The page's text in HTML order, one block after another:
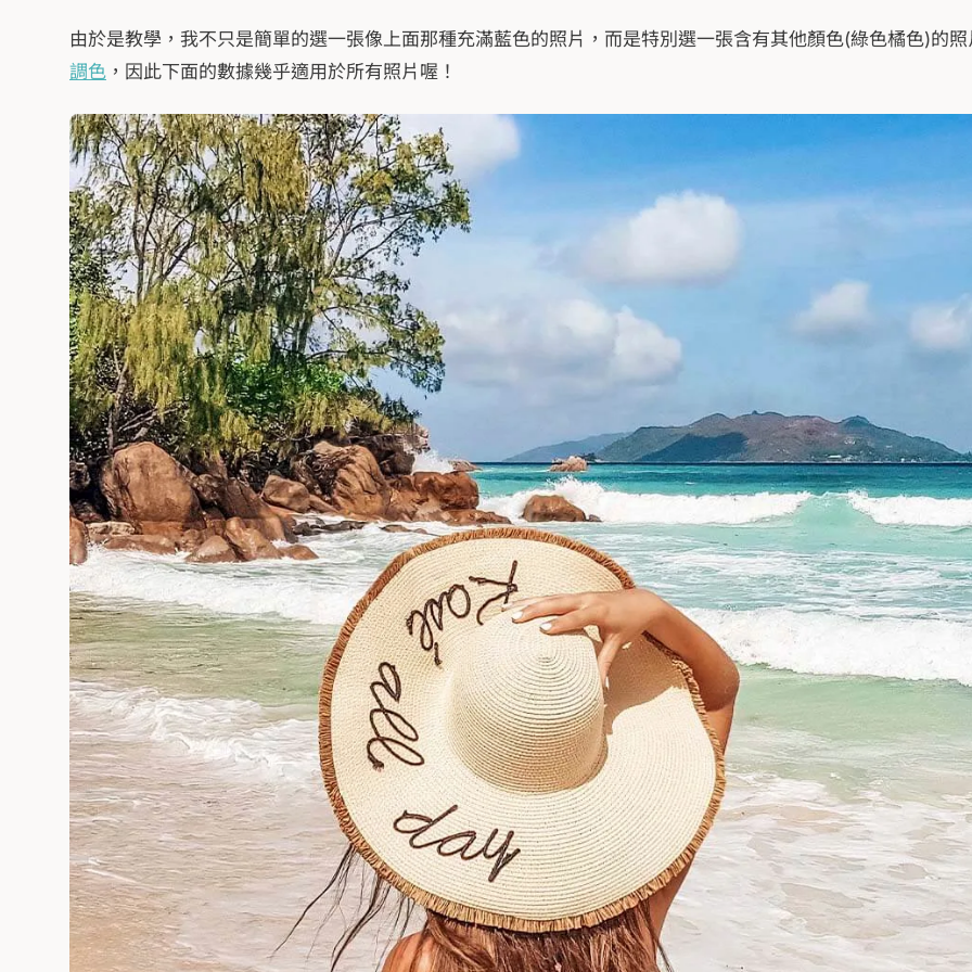
由於是教學，我不只是簡單的選一張像上面那種充滿藍色的照片，而是特別選一張含有其他顏色(綠色橘色)的照
調色 ，因此下面的數據幾乎適用於所有照片喔！